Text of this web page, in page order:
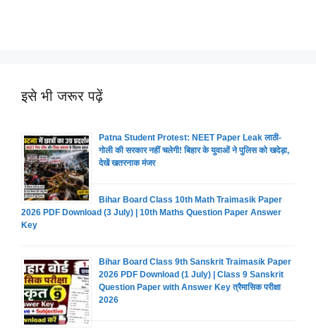
इसे भी जरूर पढ़ें
Patna Student Protest: NEET Paper Leak लाठी-
गोली की सरकार नहीं चलेगी! बिहार के युवाओं ने पुलिस को खदेड़ा,
देखें खतरनाक मंजर
Bihar Board Class 10th Math Traimasik Paper
2026 PDF Download (3 July) | 10th Maths Question Paper Answer
Key
Bihar Board Class 9th Sanskrit Traimasik Paper
2026 PDF Download (1 July) | Class 9 Sanskrit
Question Paper with Answer Key त्रैमासिक परीक्षा
2026